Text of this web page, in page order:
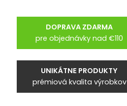
DOPRAVA ZDARMA
pre objednávky nad €110
UNIKÁTNE PRODUKTY
prémiová kvalita výrobkov